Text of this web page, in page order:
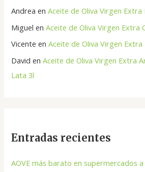
Andrea enAceite de Oliva Virgen Extra
Miguel enAceite de Oliva Virgen Extra
Vicente enAceite de Oliva Virgen Extra
David enAceite de Oliva Virgen Extra
Lata 3l
Entradas recientes
AOVE más barato en supermercados